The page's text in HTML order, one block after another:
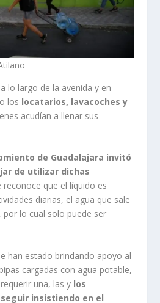
lo largo de la avenida y en
los locatarios, lavacoches y
acudían a llenar sus
de Guadalajara invitó
de utilizar dichas
reconoce que el líquido es
diarias, el agua que sale
por lo cual solo puede ser
han estado brindando apoyo al
cargadas con agua potable,
una, las y los
insistiendo en el